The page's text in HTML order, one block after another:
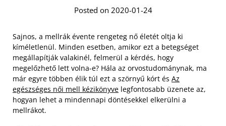
Posted on 2020-01-24
Sajnos, a mellrák évente rengeteg nő életét oltja ki
kíméletlenül. Minden esetben, amikor ezt a betegséget
megállapítják valakinél, felmerül a kérdés, hogy
megelőzhető lett volna-e? Hála az orvostudománynak, ma
már egyre többen élik túl ezt a szörnyű kórt és Az
egészséges női mell kézikönyve legfontosabb üzenete az,
hogyan lehet a mindennapi döntésekkel elkerülni a
mellrákot.